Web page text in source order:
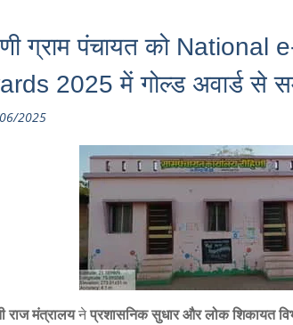
ग्राम पंचायत को
2025 में गोल्ड अवार्ड से
2025
राज मंत्रालयनेप्रशासनिक सुधार और लोक शिकायत